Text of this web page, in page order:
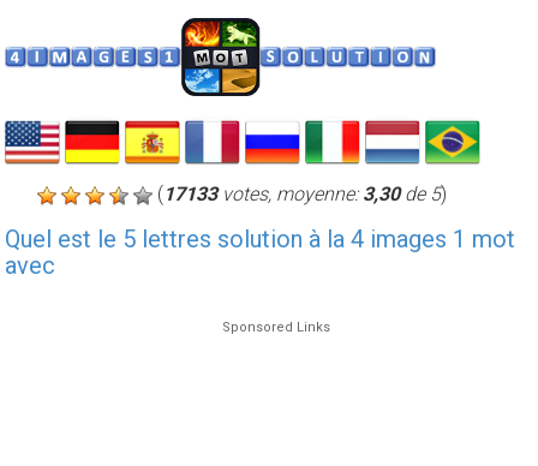
(17133votes, moyenne:3,30de 5)
Quel est le 5 lettres solution à la 4 images 1 mot
avec
Sponsored Links